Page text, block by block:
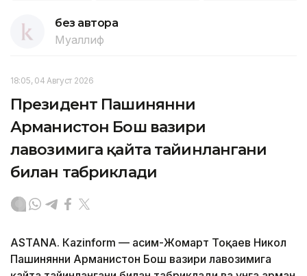
без автора
Муаллиф
18:05, 04 Август 2026
Президент Пашинянни
Арманистон Бош вазири
лавозимига қайта тайинлангани
билан табриклади
ASTANА. Кazinform — Қасим-Жомарт Тоқаев Никол
Пашинянни Арманистон Бош вазири лавозимига